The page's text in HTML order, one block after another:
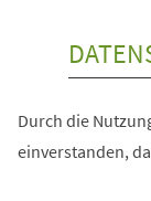
Durch die
einverstanden,